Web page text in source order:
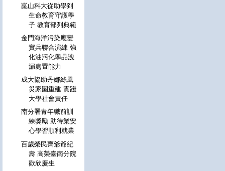
崑山科大從助學到
生命教育守護學
子 教育部列典範
金門海洋污染應變
實兵聯合演練 強
化油污化學品洩
漏處置能力
成大協助丹娜絲風
災家園重建 實踐
大學社會責任
南分署青年職前訓
練獎勵 助待業安
心學習順利就業
百歲榮民齊爺爺紀
壽 高榮臺南分院
歡欣慶生